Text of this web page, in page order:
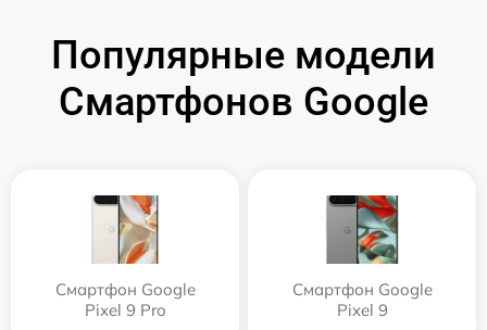
Популярные модели
Смартфонов Google
Смартфон Google
Pixel 9 Pro
Смартфон Google
Pixel 9